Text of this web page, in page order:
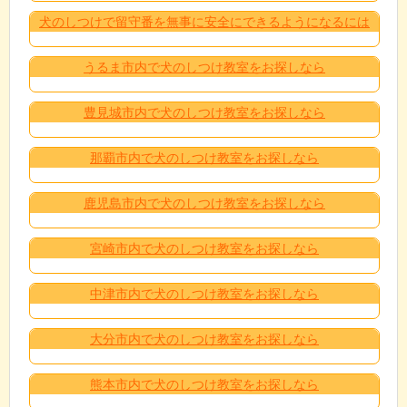
犬のしつけで留守番を無事に安全にできるようになるには
うるま市内で犬のしつけ教室をお探しなら
豊見城市内で犬のしつけ教室をお探しなら
那覇市内で犬のしつけ教室をお探しなら
鹿児島市内で犬のしつけ教室をお探しなら
宮崎市内で犬のしつけ教室をお探しなら
中津市内で犬のしつけ教室をお探しなら
大分市内で犬のしつけ教室をお探しなら
熊本市内で犬のしつけ教室をお探しなら